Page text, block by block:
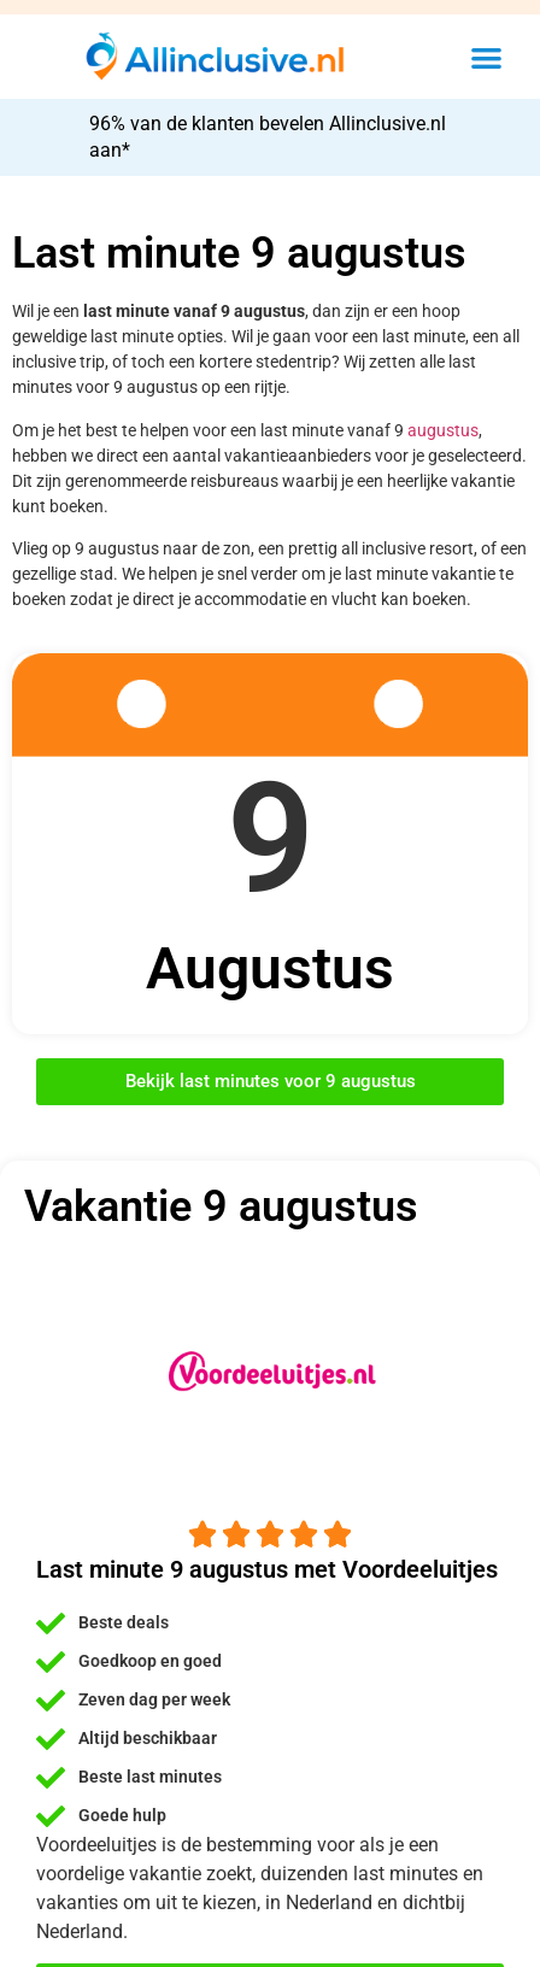
96% van de klanten bevelen Allinclusive.nl
aan*
Last minute 9 augustus
Wil je een last minute vanaf 9 augustus, dan zijn er een hoop
geweldige last minute opties. Wil je gaan voor een last minute, een all
inclusive trip, of toch een kortere stedentrip? Wij zetten alle last
minutes voor 9 augustus op een rijtje.
Om je het best te helpen voor een last minute vanaf 9 augustus,
hebben we direct een aantal vakantieaanbieders voor je geselecteerd.
Dit zijn gerenommeerde reisbureaus waarbij je een heerlijke vakantie
kunt boeken.
Vlieg op 9 augustus naar de zon, een prettig all inclusive resort, of een
gezellige stad. We helpen je snel verder om je last minute vakantie te
boeken zodat je direct je accommodatie en vlucht kan boeken.
9
Augustus
Bekijk last minutes voor 9 augustus
Vakantie 9 augustus
    
Last minute 9 augustus met Voordeeluitjes
Beste deals
Goedkoop en goed
Zeven dag per week
Altijd beschikbaar
Beste last minutes
Goede hulp
Voordeeluitjes is de bestemming voor als je een
voordelige vakantie zoekt, duizenden last minutes en
vakanties om uit te kiezen, in Nederland en dichtbij
Nederland.